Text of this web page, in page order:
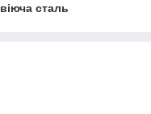
сталь